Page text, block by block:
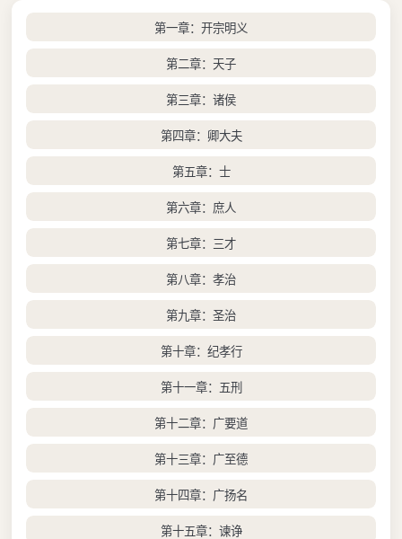
第一章：开宗明义
第二章：天子
第三章：诸侯
第四章：卿大夫
第五章：士
第六章：庶人
第七章：三才
第八章：孝治
第九章：圣治
第十章：纪孝行
第十一章：五刑
第十二章：广要道
第十三章：广至德
第十四章：广扬名
第十五章：谏诤